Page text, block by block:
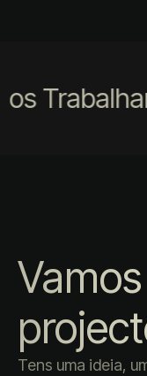
Tens uma ideia,